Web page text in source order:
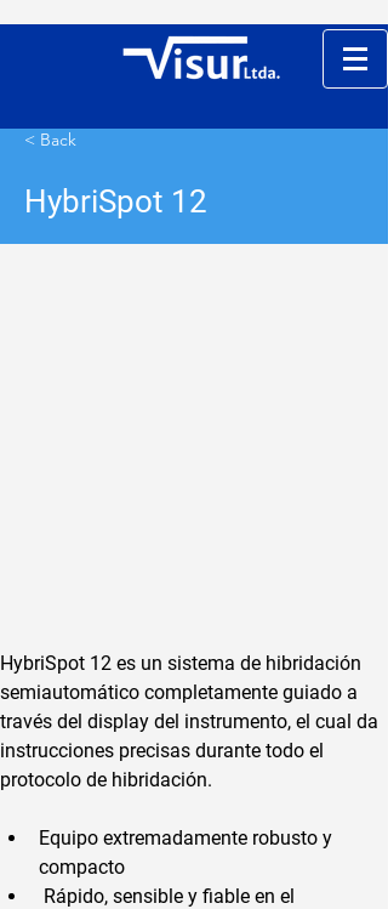
< Back
HybriSpot 12
HybriSpot 12 es un sistema de hibridación
semiautomático completamente guiado a
través del display del instrumento, el cual da
instrucciones precisas durante todo el
protocolo de hibridación.
Equipo extremadamente robusto y
compacto
Rápido, sensible y fiable en el